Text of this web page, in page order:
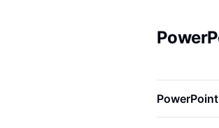
PowerPoint